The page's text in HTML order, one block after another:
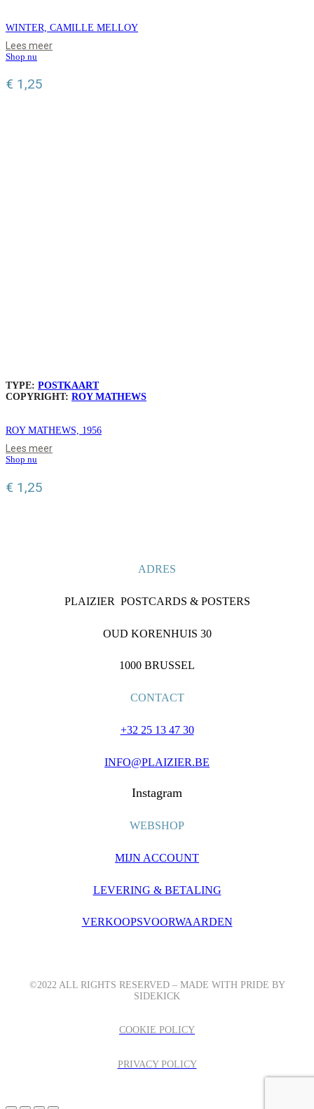
WINTER, CAMILLE MELLOY
Lees meer
Shop nu
€ 1,25
TYPE: POSTKAART
COPYRIGHT: ROY MATHEWS
ROY MATHEWS, 1956
Lees meer
Shop nu
€ 1,25
ADRES
PLAIZIER POSTCARDS & POSTERS
OUD KORENHUIS 30
1000 BRUSSEL
CONTACT
+32 25 13 47 30
INFO@PLAIZIER.BE
Instagram
WEBSHOP
MIJN ACCOUNT
LEVERING & BETALING
VERKOOPSVOORWAARDEN
©2022 ALL RIGHTS RESERVED – MADE WITH PRIDE BY
SIDEKICK
COOKIE POLICY
PRIVACY POLICY